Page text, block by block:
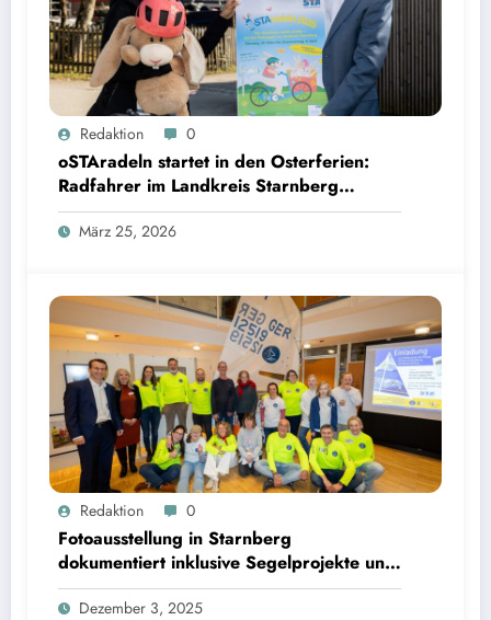
oSTAradeln startet in den Osterferien: Radfahrer im Landkreis Starnberg können Preise per
QR Code gewinnen | Bild: © Landratsamt Starnberg
Redaktion 0
oSTAradeln startet in den Osterferien:
Radfahrer im Landkreis Starnberg
können Preise per QR Code gewinnen
März 25, 2026
Fotoausstellung in Starnberg dokumentiert inklusive Segelprojekte und Ehrenamt | Bild: ©
Landratsamt Starnberg
Redaktion 0
Fotoausstellung in Starnberg
dokumentiert inklusive Segelprojekte und
Ehrenamt
Dezember 3, 2025